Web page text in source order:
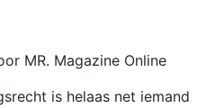
MR. Magazine Online
is helaas net iemand